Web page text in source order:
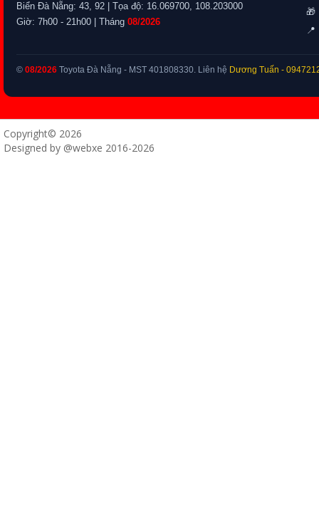
Biển Đà Nẵng: 43, 92 | Tọa độ: 16.069700, 108.203000
Giờ: 7h00 - 21h00 | Tháng 08/2026
🎁
📍
© 08/2026 Toyota Đà Nẵng - MST 401808330. Liên hệ Dương Tuấn -
Copyright© 2026
Designed by @webxe 2016-2026